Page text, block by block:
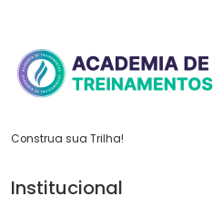
Construa sua Trilha!
Institucional